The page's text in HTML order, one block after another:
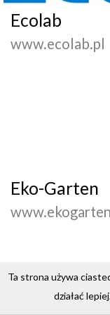
Ecolab
www.ecolab.pl
Eko-Garten
Ta strona używa
działać